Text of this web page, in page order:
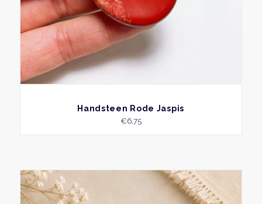
BEKIJKHandsteen Rode Jaspis
€6,75